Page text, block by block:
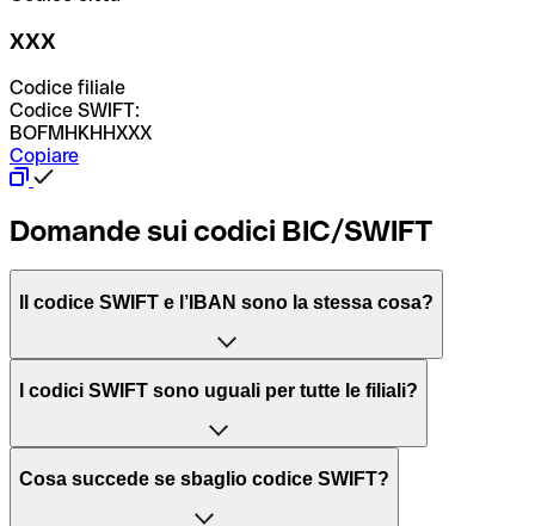
XXX
Codice filiale
Codice SWIFT:
BOFMHKHHXXX
Copiare
Domande sui codici BIC/SWIFT
Il codice SWIFT e l’IBAN sono la stessa cosa?
L'acronimo SWIFT sta per “Society for Worldwide
per l’elaborazione dei pagamenti tra diversi Paesi.
Il BIC, invece, sta per “Bank Identifier Code” ed è una
I codici SWIFT sono uguali per tutte le filiali?
Dipende dalle banche. In alcuni casi le banche utilizzano
Cosa succede se sbaglio codice SWIFT?